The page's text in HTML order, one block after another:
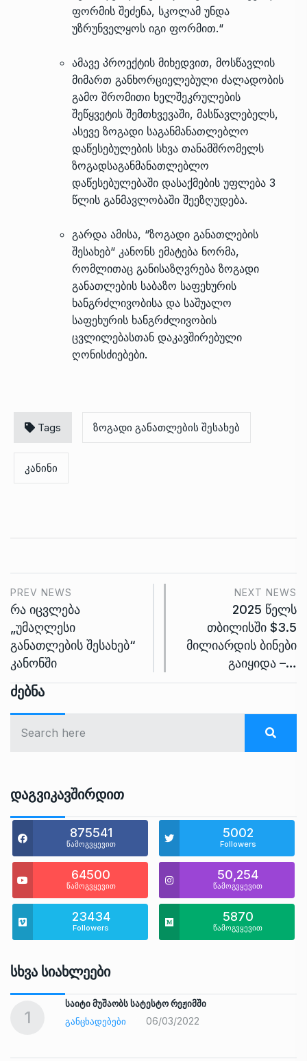
ფორმის შეძენა, სკოლამ უნდა
უზრუნველყოს იგი ფორმით.“
ამავე პროექტის მიხედვით, მოსწავლის
მიმართ განხორციელებული ძალადობის
გამო შრომითი ხელშეკრულების
შეწყვეტის შემთხვევაში, მასწავლებელს,
ასევე ზოგადი საგანმანათლებლო
დაწესებულების სხვა თანამშრომელს
ზოგადსაგანმანათლებლო
დაწესებულებაში დასაქმების უფლება 3
წლის განმავლობაში შეეზღუდება.
გარდა ამისა, “ზოგადი განათლების
შესახებ“ კანონს ემატება ნორმა,
რომლითაც განისაზღვრება ზოგადი
განათლების საბაზო საფეხურის
ხანგრძლივობისა და საშუალო
საფეხურის ხანგრძლივობის
ცვლილებასთან დაკავშირებული
ღონისძიებები.
Tags ზოგადი განათლების შესახებ
კანინი
PREV NEWS
რა იცვლება
„უმაღლესი
განათლების შესახებ“
კანონში
NEXT NEWS
2025 წელს
თბილისში $3.5
მილიარდის ბინები
გაიყიდა –…
Ძებნა
Დაგვიკავშირდით
875541
წამოგვყევით
5002
Followers
64500
წამოგვყევით
50,254
წამოგვყევით
23434
Followers
5870
წამოგვყევით
Სხვა Სიახლეები
1
საიტი მუშაობს სატესტო რეჟიმში
ᲒᲐᲜᲪᲮᲐᲓᲔᲑᲔᲑᲘ
06/03/2022